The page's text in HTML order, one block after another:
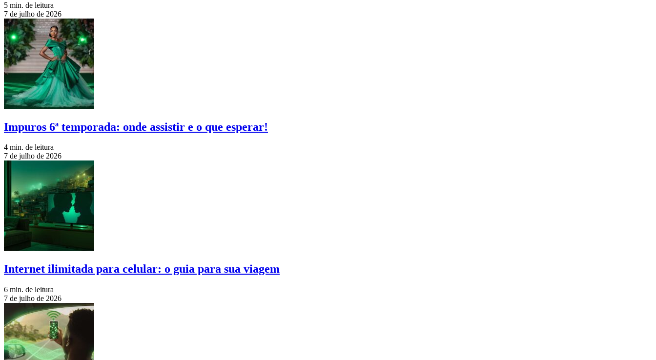
5 min. de leitura
7 de julho de 2026
Impuros 6ª temporada: onde assistir e o que esperar!
4 min. de leitura
7 de julho de 2026
Internet ilimitada para celular: o guia para sua viagem
6 min. de leitura
7 de julho de 2026